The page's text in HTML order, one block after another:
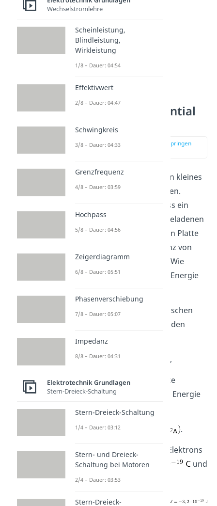
Elektrisches Potential
berechnen
zur Stelle im Video springen
Lass uns zum Abschluss ein kleines
Beispiel gemeinsam rechnen.
Nehmen wir hierzu an, dass ein
Elektron von der negativ geladenen
Platte zur positiv geladenen Platte
über eine Potentialdifferenz von
beschleunigt wird. Wie
ändert sich die potentielle Energie
Für die Differenz im elektrischen
Potential zwischen den beiden
Platten gilt
,
umgestellt auf die gesuchte
Änderung der potentiellen Energie
erhalten wir
.
Die Ladungsmenge eines Elektrons
beträgt
und
daher bekommen wir
Wechselstromlehre
Scheinleistung,
Blindleistung,
Wirkleistung
1/8 – Dauer: 04:54
Effektivwert
2/8 – Dauer: 04:47
Schwingkreis
3/8 – Dauer: 04:33
Grenzfrequenz
4/8 – Dauer: 03:59
Hochpass
5/8 – Dauer: 04:56
Zeigerdiagramm
6/8 – Dauer: 05:51
Phasenverschiebung
7/8 – Dauer: 05:07
Impedanz
8/8 – Dauer: 04:31
Elektrotechnik Grundlagen
Stern-Dreieck-Schaltung
Stern-Dreieck-Schaltung
1/4 – Dauer: 03:12
Stern- und Dreieck-
Schaltung bei Motoren
2/4 – Dauer: 03:53
Stern-Dreieck-